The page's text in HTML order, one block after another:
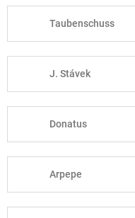
Taubenschuss
J. Stávek
Donatus
Arpepe